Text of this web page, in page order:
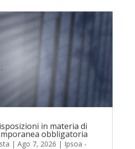
in materia di
obbligatoria
| Ago 7, 2026 | Ipsoa -